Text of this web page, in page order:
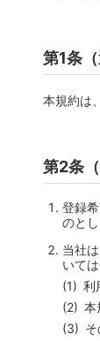
第1条（
本規約は
第2条（
登録
のとし
当社
いて
利
本